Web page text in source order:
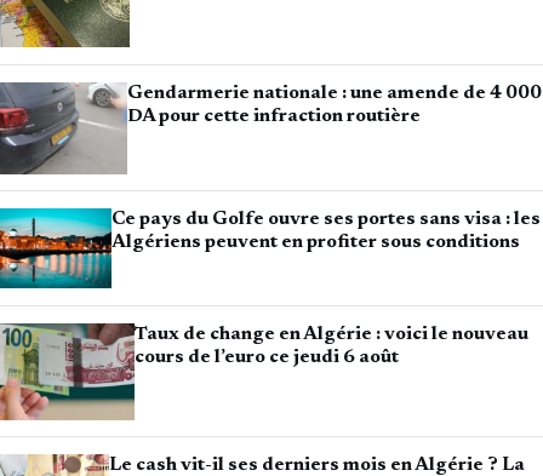
Gendarmerie nationale : une amende de 4 000
DA pour cette infraction routière
Ce pays du Golfe ouvre ses portes sans visa : les
Algériens peuvent en profiter sous conditions
Taux de change en Algérie : voici le nouveau
cours de l’euro ce jeudi 6 août
Le cash vit-il ses derniers mois en Algérie ? La